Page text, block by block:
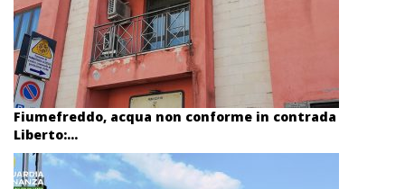
Fiumefreddo, acqua non conforme in contrada
Liberto:...